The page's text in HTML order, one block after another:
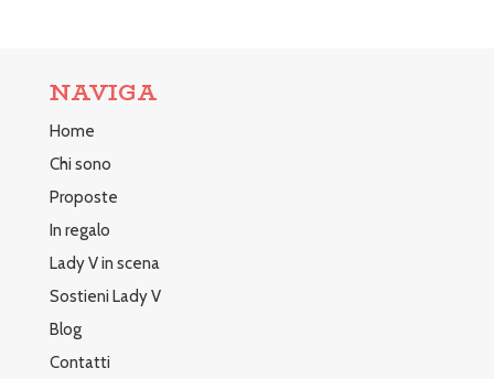
NAVIGA
Home
Chi sono
Proposte
In regalo
Lady V in scena
Sostieni Lady V
Blog
Contatti